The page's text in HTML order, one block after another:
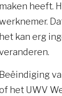
maken heeft.
het kan erg
Beëindiging
het UWV